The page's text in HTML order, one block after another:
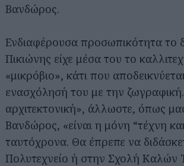
Βανδώρος.
Ενδιαφέρουσα προσωπικότητα το
Πικιώνης είχε μέσα του το
«μικρόβιο», κάτι που
ενασχόλησή του με την
αρχιτεκτονική», άλλωστε, όπως
Βανδώρος, «είναι η μόνη “τέχνη
ταυτόχρονα. Θα έπρεπε να
Πολυτεχνείο ή στην Σχολή Καλών